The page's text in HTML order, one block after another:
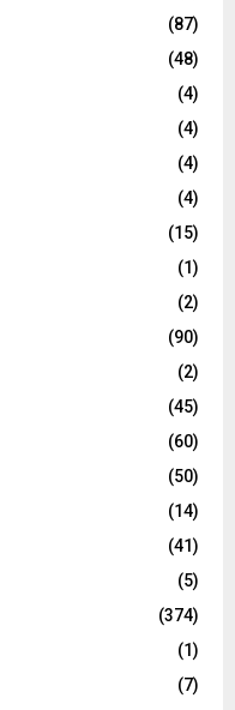
(87)
(48)
(4)
(4)
(4)
(4)
(15)
(1)
(2)
(90)
(2)
(45)
(60)
(50)
(14)
(41)
(5)
(374)
(1)
(7)